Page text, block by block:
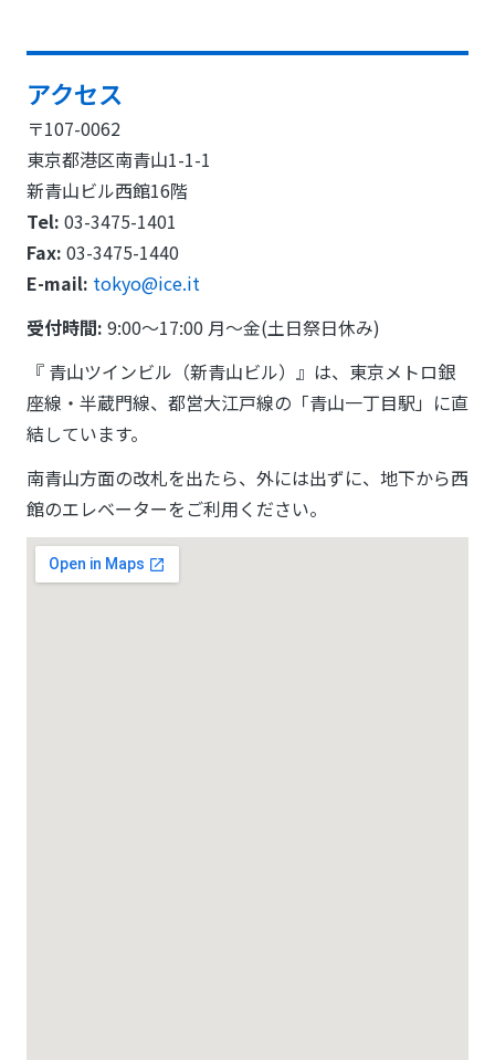
アクセス
〒107-0062
東京都港区南青山1-1-1
新青山ビル西館16階
Tel: 03-3475-1401
Fax: 03-3475-1440
E-mail: tokyo@ice.it
受付時間: 9:00～17:00 月～金(土日祭日休み)
『 青山ツインビル（新青山ビル）』は、東京メトロ銀
座線・半蔵門線、都営大江戸線の「青山一丁目駅」に直
結しています。
南青山方面の改札を出たら、外には出ずに、地下から西
館のエレベーターをご利用ください。